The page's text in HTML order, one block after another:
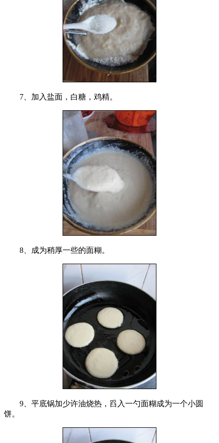
7、加入盐面，白糖，鸡精。
8、成为稍厚一些的面糊。
9、平底锅加少许油烧热，舀入一勺面糊成为一个小圆
饼。